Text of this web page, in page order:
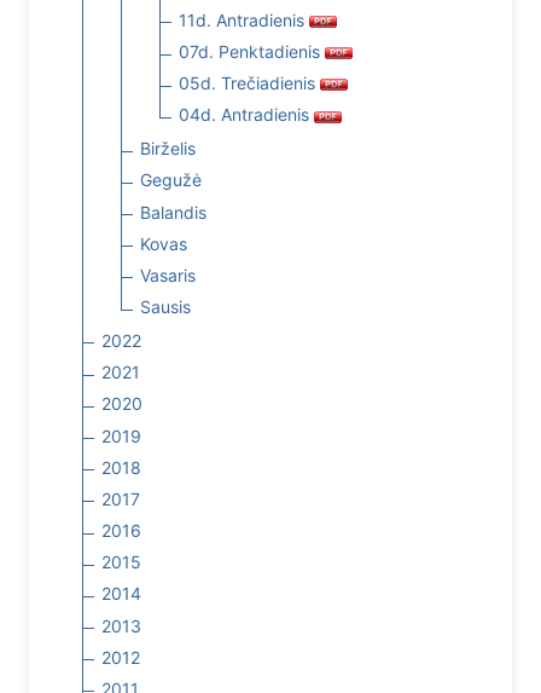
11d. Antradienis
07d. Penktadienis
05d. Trečiadienis
04d. Antradienis
Birželis
Gegužė
Balandis
Kovas
Vasaris
Sausis
2022
2021
2020
2019
2018
2017
2016
2015
2014
2013
2012
2011